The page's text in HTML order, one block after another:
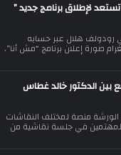
لإطلاق برنامج جديد ”
رودولف هلال عبر حسابه
صورة إعلان برنامج “مش أنا”.
بين الدكتور خالد غطاس
الورشة منصة لمختلف النقاشات
في جلسة نقاشية من